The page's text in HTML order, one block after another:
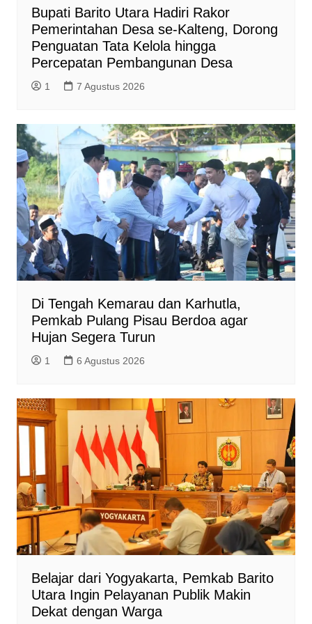
Bupati Barito Utara Hadiri Rakor
Pemerintahan Desa se-Kalteng, Dorong
Penguatan Tata Kelola hingga
Percepatan Pembangunan Desa
1 7 Agustus 2026
Di Tengah Kemarau dan Karhutla,
Pemkab Pulang Pisau Berdoa agar
Hujan Segera Turun
1 6 Agustus 2026
Belajar dari Yogyakarta, Pemkab Barito
Utara Ingin Pelayanan Publik Makin
Dekat dengan Warga